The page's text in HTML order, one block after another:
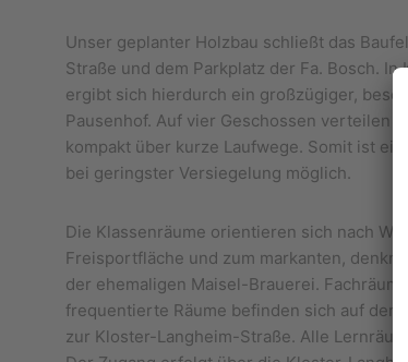
Unser geplanter Holzbau schließt das
Straße und dem Parkplatz der Fa. Bosch.
ergibt sich hierdurch ein großzügiger,
Pausenhof. Auf vier Geschossen verteilen
kompakt über kurze Laufwege. Somit ist
bei geringster Versiegelung möglich.
Die Klassenräume orientieren sich nach
Freisportfläche und zum markanten,
der ehemaligen Maisel-Brauerei.
frequentierte Räume befinden sich auf der
zur Kloster-Langheim-Straße. Alle